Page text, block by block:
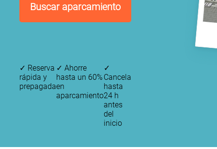
Buscar aparcamiento
✓ Reserva
rápida y
prepagada
✓ Ahorre
hasta un 60%
en
aparcamiento
✓
Cancela
hasta
24 h
antes
del
inicio